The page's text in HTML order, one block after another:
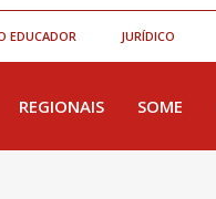
EDUCADOR JURÍDICO
REGIONAIS SOME